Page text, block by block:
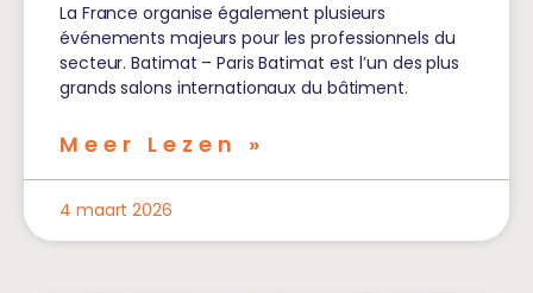
La France organise également plusieurs
événements majeurs pour les professionnels du
secteur. Batimat – Paris Batimat est l’un des plus
grands salons internationaux du bâtiment.
Meer Lezen »
4 maart 2026